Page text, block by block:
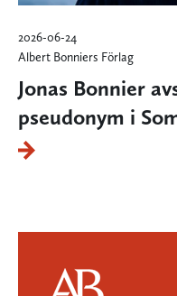
2026-06-24
Albert Bonniers Förlag
Jonas Bonnier
pseudonym i